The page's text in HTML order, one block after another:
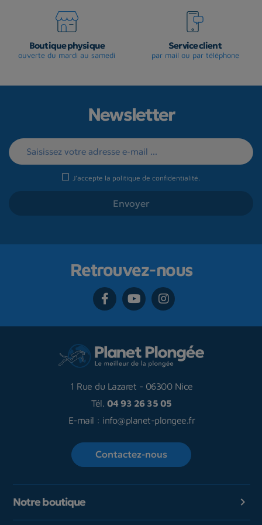
Boutique physique
ouverte du mardi au samedi
Service client
par mail ou par téléphone
Newsletter
J'accepte la politique de confidentialité
Retrouvez-nous
1 Rue du Lazaret - 06300 Nice
Tél. 04 93 26 35 05
E-mail : info@planet-plongee.fr
Contactez-nous
Notre boutique 